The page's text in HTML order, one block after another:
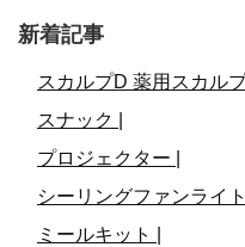
新着記事
スカルプD 薬用スカル
スナック |
プロジェクター |
シーリングファンライト
ミールキット |